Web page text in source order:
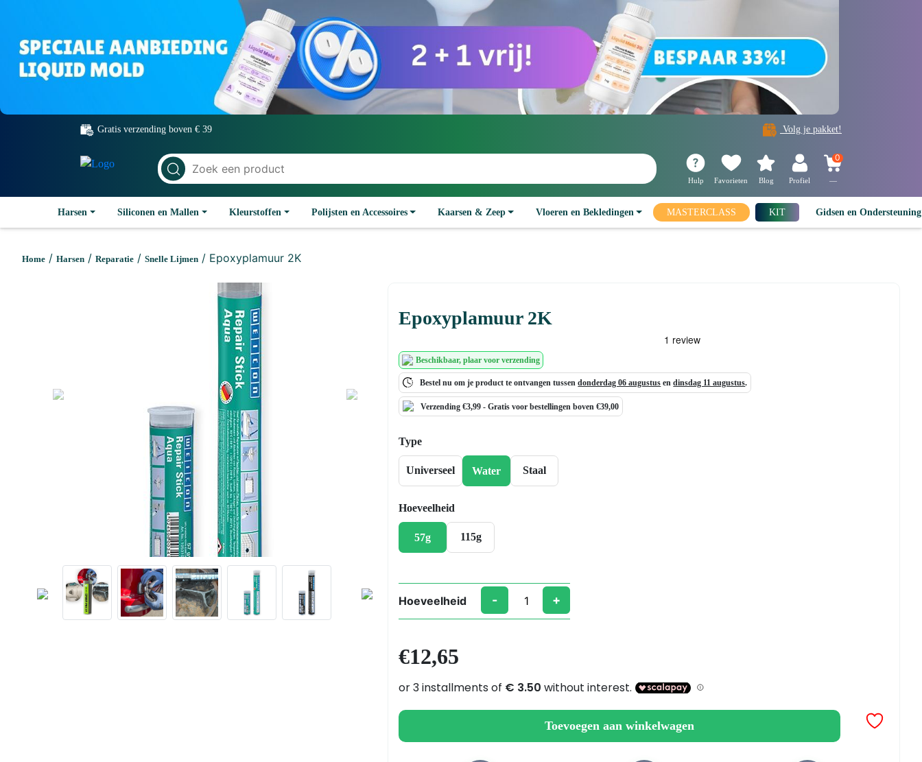
Gratis verzending boven € 39 Volg je pakket!
Hulp Favorieten Blog Profiel
0
—
Harsen Siliconen en Mallen Kleurstoffen Polijsten en Accessoires Kaarsen & Zeep Vloeren en Bekledingen MASTERCLASS KIT Gidsen en
Home / Harsen / Reparatie / Snelle Lijmen / Epoxyplamuur 2K
Previous Next
Epoxyplamuur 2K
Beschikbaar, plaar voor verzending
Bestel nu om je product te ontvangen tussendonderdag 06 augustus endinsdag 11 augustus.
Verzending €3,99 -Gratisvoor bestellingen boven €39,00
Type
Universeel Water Staal
Hoeveelheid
57g 115g
Hoeveelheid
Epoxyplamuur
- +
€12,65
Toevoegen aan winkelwagen